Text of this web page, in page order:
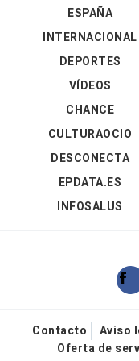
ESPAÑA
INTERNACIONAL
DEPORTES
VÍDEOS
CHANCE
CULTURAOCIO
DESCONECTA
EPDATA.ES
INFOSALUS
Contacto Aviso
Oferta de